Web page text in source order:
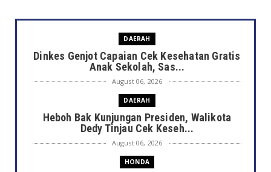
DAERAH
Dinkes Genjot Capaian Cek Kesehatan Gratis
Anak Sekolah, Sas...
August 06, 2026
DAERAH
Heboh Bak Kunjungan Presiden, Walikota
Dedy Tinjau Cek Keseh...
August 06, 2026
HONDA